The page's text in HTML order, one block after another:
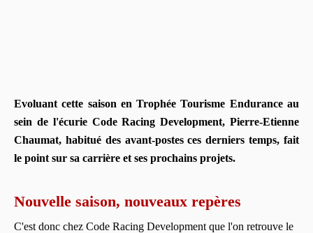
Evoluant cette saison en Trophée Tourisme Endurance au
sein de l'écurie Code Racing Development, Pierre-Etienne
Chaumat, habitué des avant-postes ces derniers temps, fait
le point sur sa carrière et ses prochains projets.
Nouvelle saison, nouveaux repères
C'est donc chez Code Racing Development que l'on retrouve le